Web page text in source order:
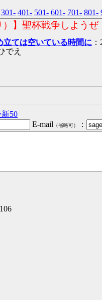
301- 401- 501- 601- 701- 801-
）】聖杯戦争しよう
ては空いている時間に
でえ
50
E-mail （省略可） ：